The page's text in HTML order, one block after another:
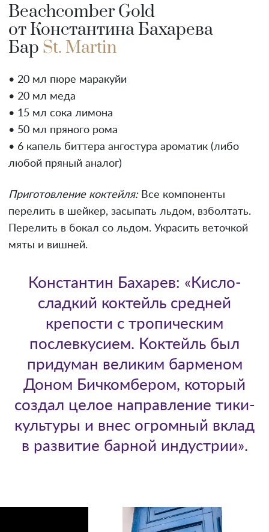
Beachcomber Gold
от Константина Бахарева
Бар St. Martin
• 20 мл пюре маракуйи
• 20 мл меда
• 15 мл сока лимона
• 50 мл пряного рома
• 6 капель биттера ангостура ароматик (либо
любой пряный аналог)
Приготовление коктейля: Все компоненты
перелить в шейкер, засыпать льдом, взболтать.
Перелить в бокал со льдом. Украсить веточкой
мяты и вишней.
Константин Бахарев: «Кисло-
сладкий коктейль средней
крепости с тропическим
послевкусием. Коктейль был
придуман великим барменом
Доном Бичкомбером, который
создал целое направление тики-
культуры и внес огромный вклад
в развитие барной индустрии».